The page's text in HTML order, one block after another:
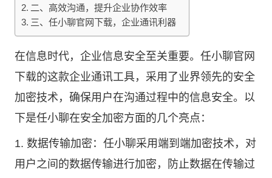
二、高效沟通，提升企业协作效率
三、任小聊官网下载，企业通讯利器
在信息时代，企业信息安全至关重要。 任小聊官网
下载的这款企业通讯工具，采用了业界领先的安全
加密技术，确保用户在沟通过程中的信息安全。以
下是任小聊在安全加密方面的几个亮点：
1. 数据传输加密：任小聊采用端到端加密技术，对
用户之间的数据传输进行加密，防止数据在传输过